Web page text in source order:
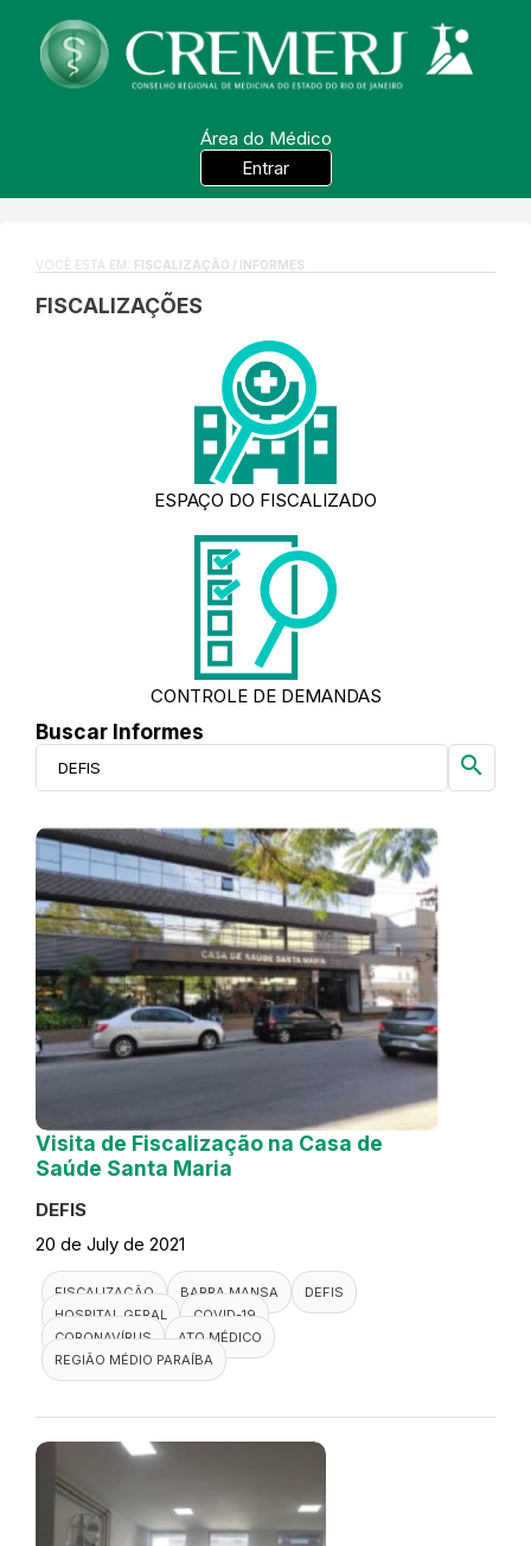
Área do Médico
Entrar
VOCÊ ESTÁ EM: FISCALIZAÇÃO / INFORMES
FISCALIZAÇÕES
ESPAÇO DO FISCALIZADO
CONTROLE DE DEMANDAS
Buscar Informes
search
Visita de Fiscalização na Casa de
Saúde Santa Maria
DEFIS
20 de July de 2021
FISCALIZAÇÃO BARRA MANSA
DEFIS
HOSPITAL GERAL
COVID-19
CORONAVÍRUS
ATO MÉDICO
REGIÃO MÉDIO PARAÍBA